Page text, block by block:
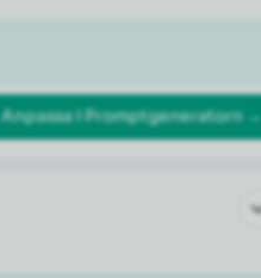
Anpassa i Promptgeneratorn →